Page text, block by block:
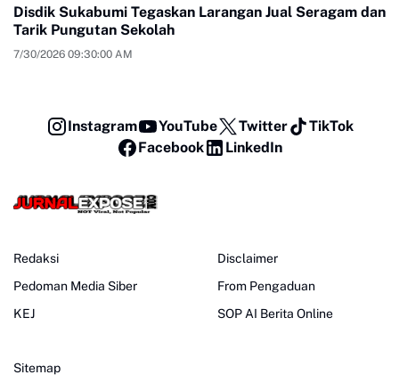
Disdik Sukabumi Tegaskan Larangan Jual Seragam dan
Tarik Pungutan Sekolah
7/30/2026 09:30:00 AM
Instagram YouTube Twitter
TikTok
Facebook
LinkedIn
Redaksi
Pedoman Media Siber
KEJ
Disclaimer
From Pengaduan
SOP AI Berita Online
Sitemap